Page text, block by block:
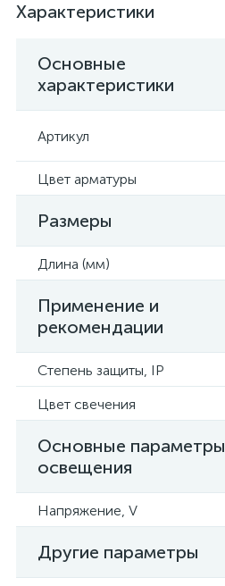
Характеристики
Основные
характеристики
Артикул
Цвет арматуры
Размеры
Длина (мм)
Применение и
рекомендации
Степень защиты, IP
Цвет свечения
Основные параметры
освещения
Напряжение, V
Другие параметры